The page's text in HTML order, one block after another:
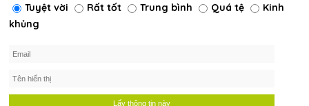
Tuyệt vời Rất tốt Trung bình Quá tệ
Kinh
khủng